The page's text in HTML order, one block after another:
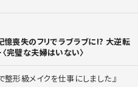
憶喪失のフリでラブラブに!? 大逆転
完璧な夫婦はいない〉
整形級メイクを仕事にしました